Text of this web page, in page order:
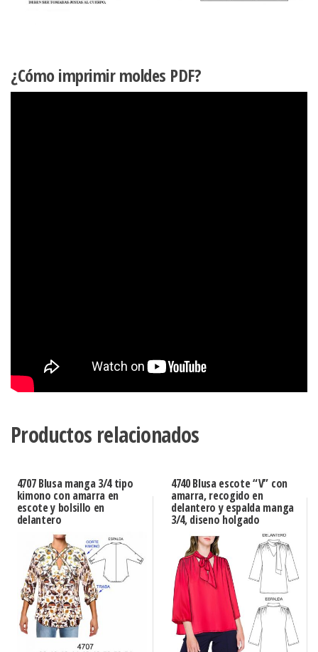
¿Cómo imprimir moldes PDF?
Productos relacionados
4707 Blusa manga 3/4 tipo
kimono con amarra en
escote y bolsillo en
delantero
4740 Blusa escote “V” con
amarra, recogido en
delantero y espalda manga
3/4, diseno holgado